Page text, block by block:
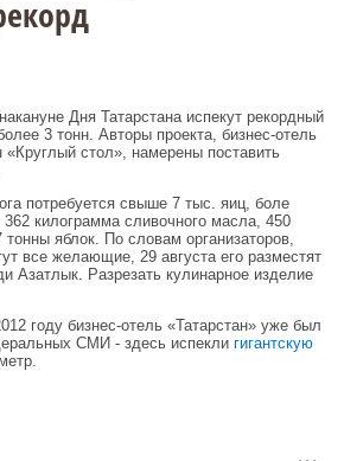
Дня Татарстана испекут рекордный
3 тонн. Авторы проекта, бизнес-отель
«Круглый стол», намерены поставить
потребуется свыше 7 тыс. яиц, боле
362 килограмма сливочного масла, 450
яблок. По словам организаторов,
все желающие, 29 августа его разместят
Азатлык. Разрезать кулинарное изделие
году бизнес-отель «Татарстан» уже был
СМИ - здесь испекли гигантскую